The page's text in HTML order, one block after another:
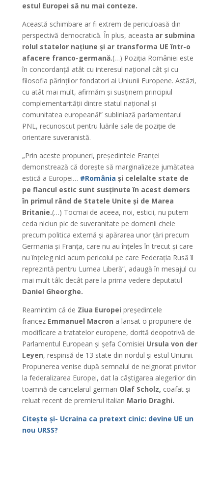
estul Europei să nu mai conteze.
Această schimbare ar fi extrem de periculoasă din
perspectivă democratică. În plus, aceasta ar submina
rolul statelor națiune și ar transforma UE într-o
afacere franco-germană.(…) Poziția României este
în concordanță atât cu interesul național cât și cu
filosofia părinților fondatori ai Uniunii Europene. Astăzi,
cu atât mai mult, afirmăm și susținem principiul
complementarității dintre statul național și
comunitatea europeană!” subliniază parlamentarul
PNL, recunoscut pentru luările sale de poziție de
orientare suveranistă.
„Prin aceste propuneri, președintele Franței
demonstrează că dorește să marginalizeze jumătatea
estică a Europei… #România și celelalte state de
pe flancul estic sunt susținute în acest demers
în primul rând de Statele Unite și de Marea
Britanie.(…) Tocmai de aceea, noi, esticii, nu putem
ceda niciun pic de suveranitate pe domenii cheie
precum politica externă și apărarea unor țări precum
Germania și Franța, care nu au înțeles în trecut și care
nu înțeleg nici acum pericolul pe care Federația Rusă îl
reprezintă pentru Lumea Liberă”, adaugă în mesajul cu
mai mult tâlc decât pare la prima vedere deputatul
Daniel Gheorghe.
Reamintim că de Ziua Europei președintele
francez Emmanuel Macron a lansat o propunere de
modificare a tratatelor europene, dorită deopotrivă de
Parlamentul European și șefa Comisiei Ursula von der
Leyen, respinsă de 13 state din nordul și estul Uniunii.
Propunerea venise după semnalul de neignorat privitor
la federalizarea Europei, dat la câștigarea alegerilor din
toamnă de cancelarul german Olaf Scholz, coafat și
reluat recent de premierul italian Mario Draghi.
Citește și- Ucraina ca pretext cinic: devine UE un
nou URSS?